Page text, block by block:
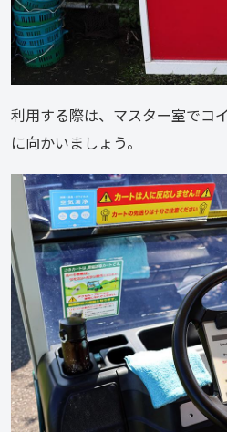
利用する際は、マスター室でコ
に向かいましょう。